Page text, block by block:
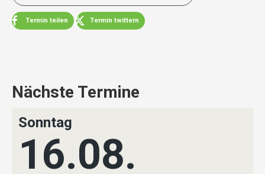
Termin teilen Termin twittern
Nächste Termine
Sonntag
16.08.